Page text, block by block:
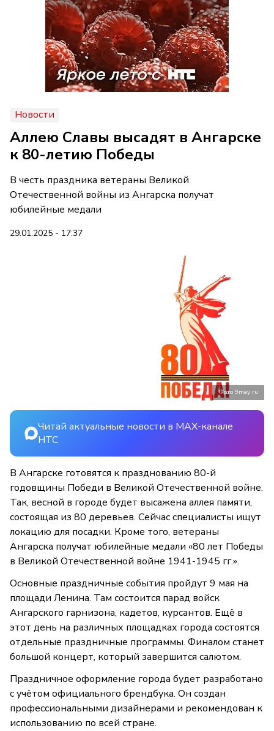
Новости
Аллею Славы высадят в Ангарске
к 80-летию Победы
В честь праздника ветераны Великой
Отечественной войны из Ангарска получат
юбилейные медали
29.01.2025 - 17:37
Фото 9may.ru
Читай актуальные новости в MAX-канале
НТС
В Ангарске готовятся к празднованию 80-й
годовщины Победи в Великой Отечественной войне.
Так, весной в городе будет высажена аллея памяти,
состоящая из 80 деревьев. Сейчас специалисты ищут
локацию для посадки. Кроме того, ветераны
Ангарска получат юбилейные медали «80 лет Победы
в Великой Отечественной войне 1941-1945 гг.».
Основные праздничные события пройдут 9 мая на
площади Ленина. Там состоится парад войск
Ангарского гарнизона, кадетов, курсантов. Ещё в
этот день на различных площадках города состоятся
отдельные праздничные программы. Финалом станет
большой концерт, который завершится салютом.
Праздничное оформление города будет разработано
с учётом официального брендбука. Он создан
профессиональными дизайнерами и рекомендован к
использованию по всей стране.